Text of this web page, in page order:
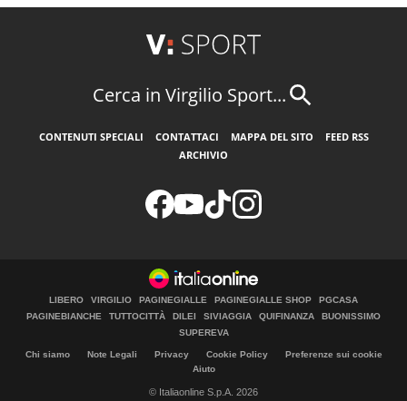
Cerca in Virgilio Sport...
CONTENUTI SPECIALI CONTATTACI MAPPA DEL SITO
FEED RSS
ARCHIVIO
LIBERO VIRGILIO PAGINEGIALLE PAGINEGIALLE SHOP
PGCASA
PAGINEBIANCHE
TUTTOCITTÀ DILEI SIVIAGGIA QUIFINANZA
BUONISSIMO
SUPEREVA
Chi siamo Note Legali Privacy Cookie Policy
Preferenze sui cookie
Aiuto
© Italiaonline S.p.A. 2026